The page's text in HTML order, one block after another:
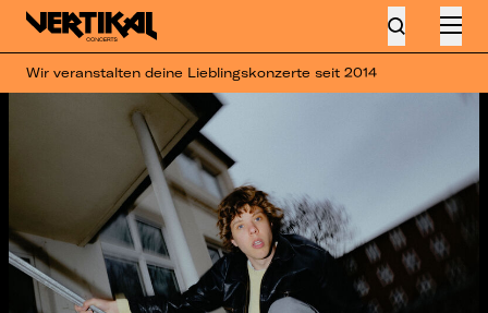
Wir veranstalten deine Lieblingskonzerte seit 2014